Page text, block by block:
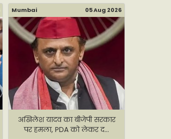
Mumbai 05 Aug 2026
अखिलेश यादव का बीजेपी सरकार
पर हमला, PDA को लेकर द...